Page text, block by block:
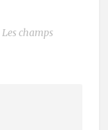
Les champs